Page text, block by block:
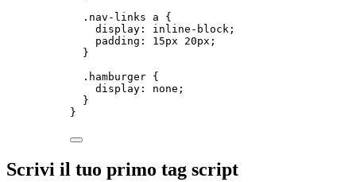
.nav-links
a {
display : inline-block ;
padding : 15px 20px ;
}
.hamburger {
display : none ;
}
}
Scrivi il tuo primo tag script